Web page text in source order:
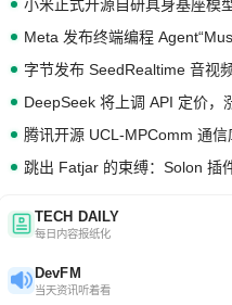
小米正式开源自研具身基座模
Meta 发布终端编程
字节发布 SeedRealtime 音视
DeepSeek 将上调 API 定价，
腾讯开源 UCL-MPComm 通信
TECH DAILY
每日内容报纸化
DevFM
当天资讯听着看